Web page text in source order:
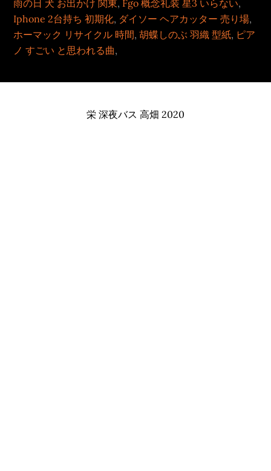
雨の日 犬 お出かけ 関東, Fgo 概念礼装 星3 いらない,
Iphone 2台持ち 初期化, ダイソー ヘアカッター 売り場,
ホーマック リサイクル 時間,胡蝶しのぶ 羽織 型紙, ピア
ノ すごい と思われる曲,
栄 深夜バス 高畑 2020